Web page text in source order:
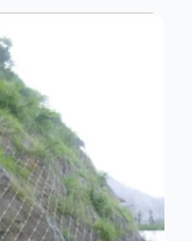
路护栏，机动与非机动隔离
道路隔离护栏、河道安全护
栏规格齐全、品种多，可以